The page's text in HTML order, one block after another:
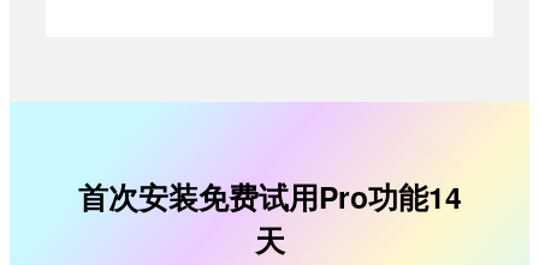
首次安装免费试用Pro功能14
天